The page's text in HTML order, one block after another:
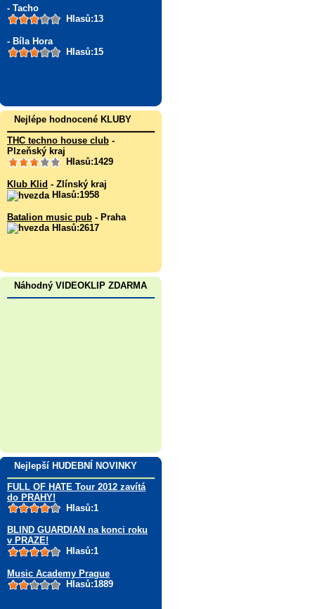
- Tacho
Hlasů:13
- Bíla Hora
Hlasů:15
Nejlépe hodnocené KLUBY
THC techno house club -
Plzeňský kraj
Hlasů:1429
Klub Klid - Zlínský kraj
Hlasů:1958
Batalion music pub - Praha
Hlasů:2617
Náhodný VIDEOKLIP ZDARMA
Nejlepší HUDEBNÍ NOVINKY
FULL OF HATE Tour 2012 zavítá
do PRAHY!
Hlasů:1
BLIND GUARDIAN na konci roku
v PRAZE!
Hlasů:1
Music Academy Prague
Hlasů:1889